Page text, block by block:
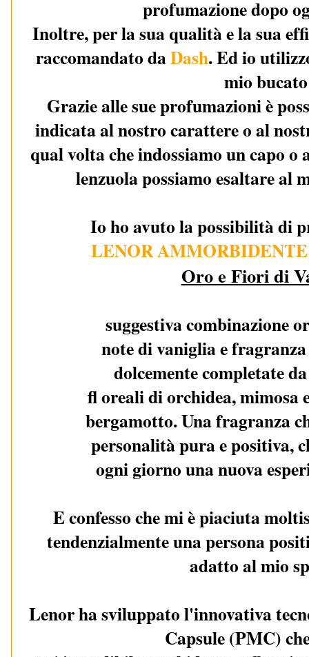
profumazione dopo
Inoltre, per la sua qualità e la sua
raccomandato daDash. Ed io
mio
Grazie alle sue profumazioni è
indicata al nostro carattere o al
qual volta che indossiamo un capo o
lenzuola possiamo esaltare al
Io ho avuto la possibilità di
LENOR
Oro e Fiori di
suggestiva combinazione
note di vaniglia e
dolcemente completate
ﬂ oreali di orchidea, mimosa
bergamotto. Una fragranza
personalità pura e positiva,
ogni giorno una nuova
E confesso che mi è piaciuta
tendenzialmente una persona
adatto al mio
Lenor ha sviluppato l'innovativa
Capsule (PMC)